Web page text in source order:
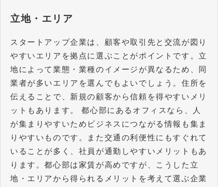
立地・エリア
スタートアップ企業は、顧客や取引先と交流が図り
やすいエリアを拠点に選ぶことがポイントです。立
地によって業態・業種のイメージが異なるため、同
業者が多いエリアを選んでもよいでしょう。住所を
伝えることで、新規の顧客から信頼を得やすいメリ
ットもあります。 都心部にあるオフィスなら、人
が集まりやすいためビジネスにつながる情報も集ま
りやすいものです。また交通の利便性にもすぐれて
いることが多く、社員が通勤しやすいメリットもあ
ります。都心部は家賃が高めですが、こうした立
地・エリアから得られるメリットを考えて選ぶ企業